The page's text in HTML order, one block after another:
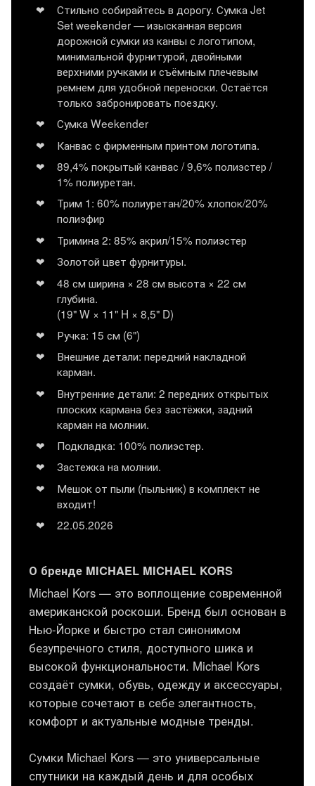
Стильно собирайтесь в дорогу. Сумка Jet
Set weekender — изысканная версия
дорожной сумки из канвы с логотипом,
минимальной фурнитурой, двойными
верхними ручками и съёмным плечевым
ремнем для удобной переноски. Остаётся
только забронировать поездку.
Сумка Weekender
Канвас с фирменным принтом логотипа.
89,4% покрытый канвас / 9,6% полиэстер /
1% полиуретан.
Трим 1: 60% полиуретан/20% хлопок/20%
полиэфир
Тримина 2: 85% акрил/15% полиэстер
Золотой цвет фурнитуры.
48 см ширина × 28 см высота × 22 см
глубина.
(19" W × 11" H × 8,5" D)
Ручка: 15 см (6")
Внешние детали: передний накладной
карман.
Внутренние детали: 2 передних открытых
плоских кармана без застёжки, задний
карман на молнии.
Подкладка: 100% полиэстер.
Застежка на молнии.
Мешок от пыли (пыльник) в комплект не
входит!
22.05.2026
О бренде MICHAEL MICHAEL KORS
Michael Kors — это воплощение современной
американской роскоши. Бренд был основан в
Нью-Йорке и быстро стал синонимом
безупречного стиля, доступного шика и
высокой функциональности. Michael Kors
создаёт сумки, обувь, одежду и аксессуары,
которые сочетают в себе элегантность,
комфорт и актуальные модные тренды.
Сумки Michael Kors — это универсальные
спутники на каждый день и для особых